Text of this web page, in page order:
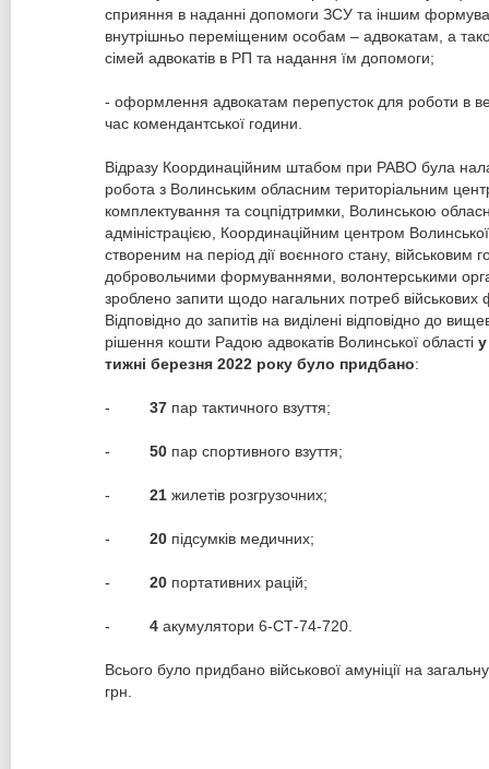
сприяння в наданні допомоги ЗСУ та іншим
внутрішньо переміщеним особам – адвокатам, а
сімей адвокатів в РП та надання їм допомоги;
- оформлення адвокатам перепусток для роботи в
час комендантської години.
Відразу Координаційним штабом при РАВО була
робота з Волинським обласним територіальним
комплектування та соцпідтримки, Волинською
адміністрацією, Координаційним центром Волинської
створеним на період дії воєнного стану, військовим
добровольчими формуваннями, волонтерськими
зроблено запити щодо нагальних потреб
Відповідно до запитів на виділені відповідно до
рішення кошти Радою адвокатів Волинської області
тижні березня 2022 року було придбано:
- 37пар тактичного взуття;
- 50пар спортивного взуття;
- 21жилетів розгрузочних;
- 20підсумків медичних;
- 20портативних рацій;
- 4акумулятори 6-СТ-74-720.
Всього було придбано військової амуніції на
грн.